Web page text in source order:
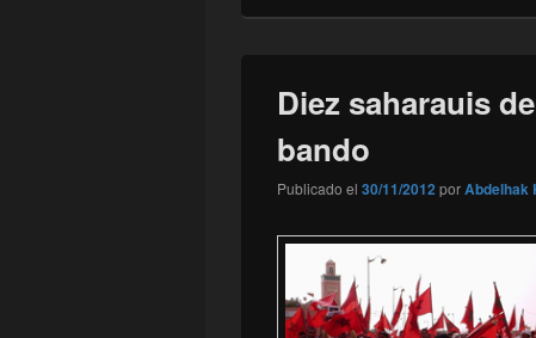
Diez saharauis
bando
Publicado el 30/11/2012 porAbdelhak